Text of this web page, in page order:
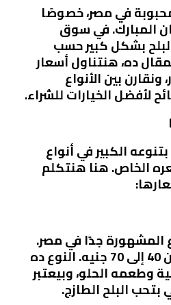
في مصر، خصوصًا
المبارك. في سوق
بشكل كبير حسب
ده، هنتناول أسعار
بين الأنواع
لأفضل الخيارات للشراء.
الكبير في أنواع
الخاص. هنا هنتكلم
المشهورة جدًا في مصر.
سعر الكيلو يتراوح بين 40 إلى 70 جنيه. النوع ده
وطعمه الحلو، وبيعتبر
بتحب البلح الطازج.